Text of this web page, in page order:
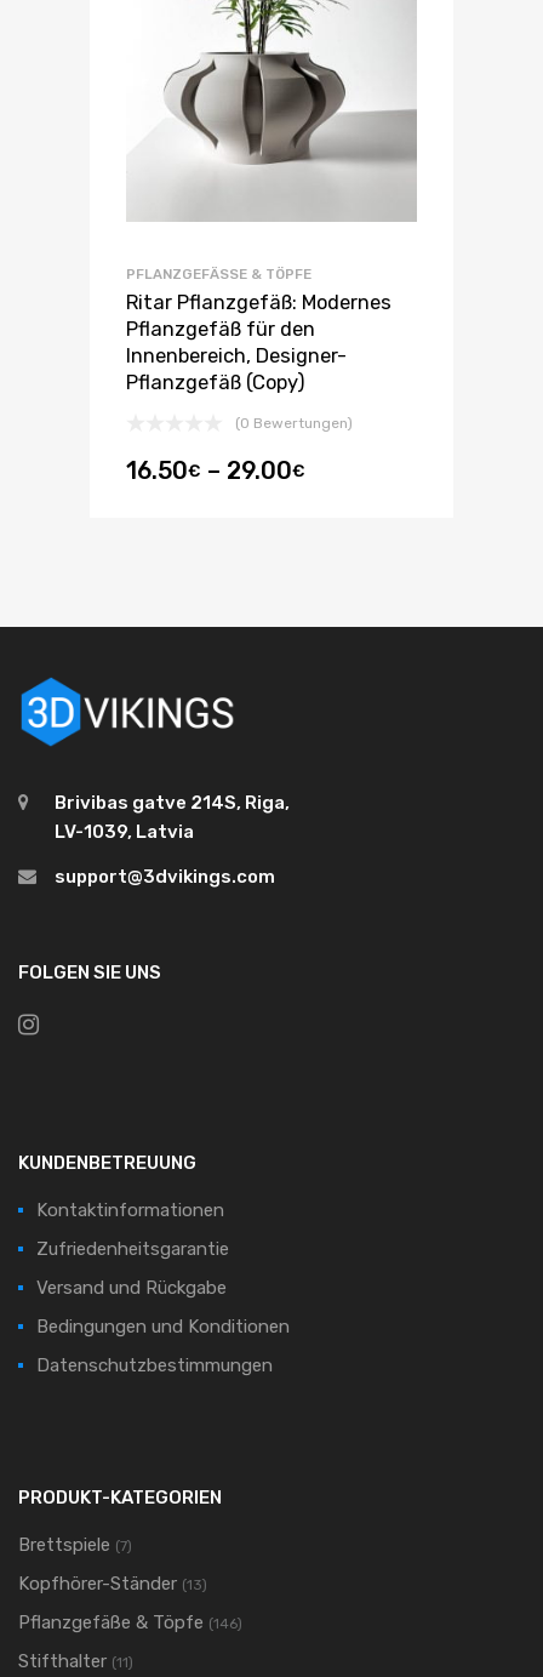
PFLANZGEFÄSSE & TÖPFE
Ritar Pflanzgefäß: Modernes
Pflanzgefäß für den
Innenbereich, Designer-
Pflanzgefäß (Copy)
(0 Bewertungen)
16.50€ – 29.00€
Brivibas gatve 214S, Riga,
LV-1039, Latvia
support@3dvikings.com
FOLGEN SIE UNS
KUNDENBETREUUNG
Kontaktinformationen
Zufriedenheitsgarantie
Versand und Rückgabe
Bedingungen und Konditionen
Datenschutzbestimmungen
PRODUKT-KATEGORIEN
Brettspiele (7)
Kopfhörer-Ständer (13)
Pflanzgefäße & Töpfe (146)
Stifthalter (11)